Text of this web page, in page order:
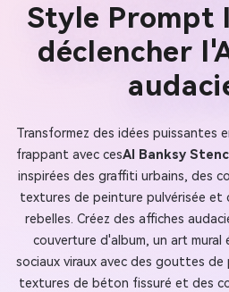
Style Prompt
déclencher
Transformez des idées puissantes
frappant avec cesAI Banksy
inspirées des graffiti urbains, des
textures de peinture pulvérisée et
rebelles. Créez des affiches
couverture d'album, un art mural
sociaux viraux avec des gouttes
textures de béton fissuré et des